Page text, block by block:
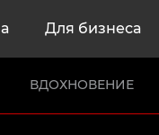
Для бизнеса
ВДОХНОВЕНИЕ